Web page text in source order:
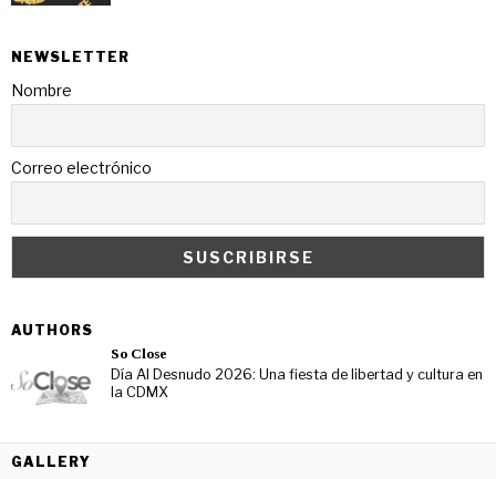
NEWSLETTER
Nombre
Correo electrónico
AUTHORS
So Close
Día Al Desnudo 2026: Una fiesta de libertad y cultura en
la CDMX
GALLERY